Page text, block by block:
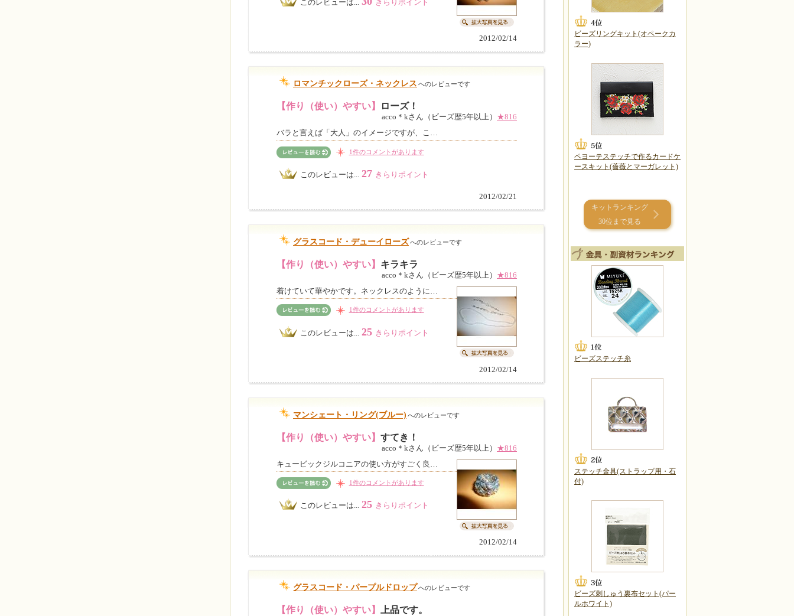
このレビューは... きらりポイント
2012/02/14
ロマンチックローズ・ネックレス へのレビューです
【作り（使い）やすい】 ローズ！
acco＊kさん（ビーズ歴5年以上） ★816
バラと言えば「大人」のイメージですが、こ…
1件のコメントがあります
このレビューは... 27 きらりポイント
2012/02/21
グラスコード・デューイローズへのレビューです
【作り（使い）やすい】 キラキラ
acco＊kさん（ビーズ歴5年以上） ★816
着けていて華やかです。ネックレスのように…
1件のコメントがあります
このレビューは... 25 きらりポイント
2012/02/14
マンシェート・リング(ブルー) へのレビューです
【作り（使い）やすい】 すてき！
acco＊kさん（ビーズ歴5年以上） ★816
キュービックジルコニアの使い方がすごく良…
1件のコメントがあります
このレビューは... 25 きらりポイント
2012/02/14
グラスコード・パープルドロップへのレビューです
【作り（使い）やすい】 上品です。
ビーズリングキット(オペークカ
ラー)
ペヨーテステッチで作るカードケ
ースキット(薔薇とマーガレット)
キットランキング
30位まで見る
ビーズステッチ糸
ステッチ金具(ストラップ用・石
付)
ビーズ刺しゅう裏布セット(パー
ルホワイト)